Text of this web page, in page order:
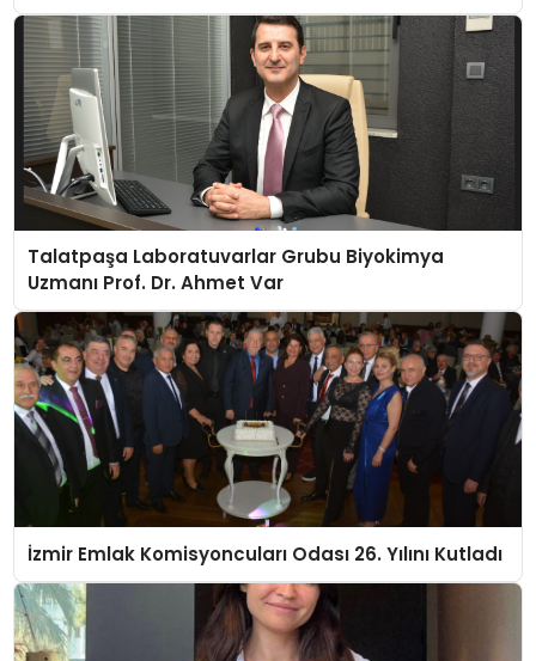
Talatpaşa Laboratuvarlar Grubu Biyokimya
Uzmanı Prof. Dr. Ahmet Var
İzmir Emlak Komisyoncuları Odası 26. Yılını Kutladı